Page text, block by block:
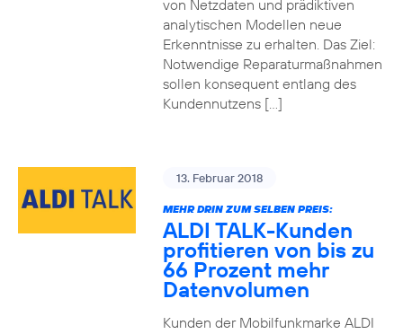
von Netzdaten und prädiktiven
analytischen Modellen neue
Erkenntnisse zu erhalten. Das Ziel:
Notwendige Reparaturmaßnahmen
sollen konsequent entlang des
Kundennutzens […]
13. Februar 2018
MEHR DRIN ZUM SELBEN PREIS:
ALDI TALK-Kunden
profitieren von bis zu
66 Prozent mehr
Datenvolumen
Kunden der Mobilfunkmarke ALDI